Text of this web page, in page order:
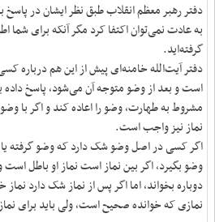
دفتر رهبر معظم انقلاب طبق نظر ایشان در پاسخ
به عادت نمی‌توان اکتفا کرد مگر آنکه برای
گرفته‌اید.
دفتر آیت‌الله خامنه‌ای پیش از این هم درباره
است و بعد از وضو متوجه آن می‌شود، پاسخ
مشروط به طهارت، وضو را اعاده کند و اگر با
نماز نیز واجب است.
اگر کسی در اصل وضو شک دارد که وضو گرفته یا
وضو بگیرد، اگر بین نماز است نماز او باطل است
دوباره بخواند، اما اگر پس از نماز شک دارد نماز
نمازی که خوانده صحیح است، ولی باید برای